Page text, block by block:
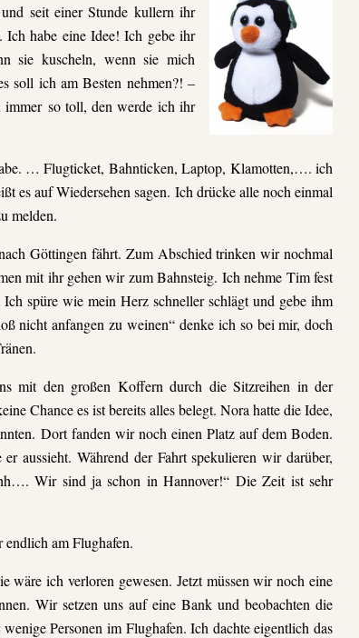
seit einer Stunde kullern ihr
Ich habe eine Idee! Ich gebe ihr
sie kuscheln, wenn sie mich
ich am Besten nehmen?! –
immer so toll, den werde ich ihr
… Flugticket, Bahnticken, Laptop, Klamotten,…. ich
es auf Wiedersehen sagen. Ich drücke allenoch einmal
melden.
Göttingen fährt. Zum Abschied trinken wirnochmal
mit ihr gehen wir zum Bahnsteig. Ich nehme Tim fest
spüre wie mein Herz schneller schlägt und gebe ihm
nicht anfangen zu weinen“ denke ich so bei mir, doch
mit den großen Koffern durch die Sitzreihen in der
Chance es ist bereits alles belegt. Nora hatte die Idee,
Dort fanden wir noch einen Platz auf dem Boden.
aussieht. Während der Fahrt spekulieren wir darüber,
Wir sind ja schon in Hannover!“ Die Zeit ist sehr
am Flughafen.
wäre ich verloren gewesen. Jetzt müssen wir noch eine
Wir setzen uns auf eine Bank und beobachten die
Personen im Flughafen. Ich dachte eigentlich das